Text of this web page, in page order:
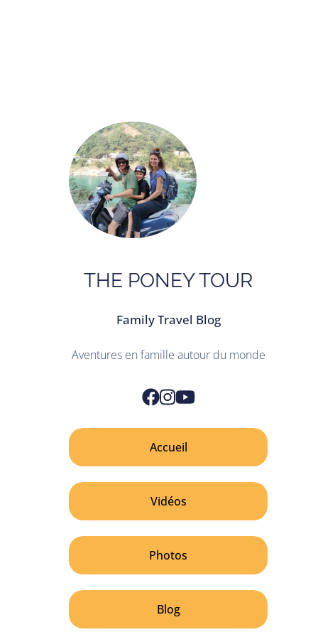
THE PONEY TOUR
Family Travel Blog
Aventures en famille autour du monde
Accueil
Vidéos
Photos
Blog